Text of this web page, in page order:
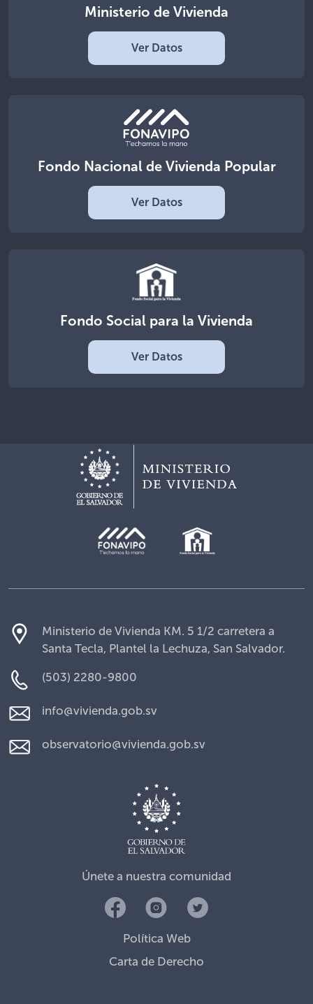
Ministerio de Vivienda
Ver Datos
Fondo Nacional de Vivienda Popular
Ver Datos
Fondo Social para la Vivienda
Ver Datos
Ministerio de Vivienda KM. 5 1/2 carretera a
Santa Tecla, Plantel la Lechuza, San Salvador.
(503) 2280-9800
info@vivienda.gob.sv
observatorio@vivienda.gob.sv
Únete a nuestra comunidad
Política Web
Carta de Derecho